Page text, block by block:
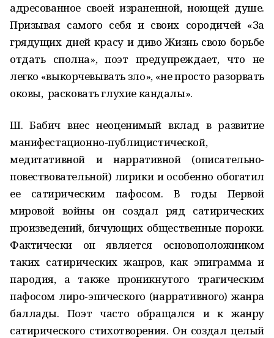
адресованное своей израненной, ноющей душе.
Призывая самого себя и своих сородичей «За
грядущих дней красу и диво Жизнь свою борьбе
отдать сполна», поэт предупреждает, что не
легко «выкорчевывать зло», «не просто разорвать
оковы, расковать глухие кандалы».
Ш. Бабич внес неоценимый вклад в развитие
манифестационно-публицистической,
медитативной и нарративной (описательно-
повествовательной) лирики и особенно обогатил
ее сатирическим пафосом. В годы Первой
мировой войны он создал ряд сатирических
произведений, бичующих общественные пороки.
Фактически он является основоположником
таких сатирических жанров, как эпиграмма и
пародия, а также проникнутого трагическим
пафосом лиро-эпического (нарративного) жанра
баллады. Поэт часто обращался и к жанру
сатирического стихотворения. Он создал целый